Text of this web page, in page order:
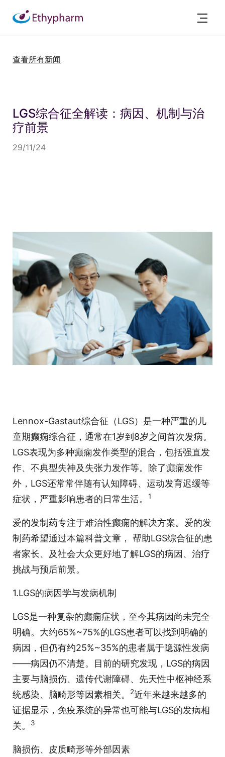
查看所有新闻
LGS综合征全解读：病因、机制与治
疗前景
29/11/24
Lennox-Gastaut综合征（LGS）是一种严重的儿
童期癫痫综合征，通常在1岁到8岁之间首次发病。
LGS表现为多种癫痫发作类型的混合，包括强直发
作、不典型失神及失张力发作等。除了癫痫发作
外，LGS还常常伴随有认知障碍、运动发育迟缓等
症状，严重影响患者的日常生活。
1
爱的发制药专注于难治性癫痫的解决方案。爱的发
制药希望通过本篇科普文章， 帮助LGS综合征的患
者家长、及社会大众更好地了解LGS的病因、治疗
挑战与预后前景。
1.LGS的病因学与发病机制
LGS是一种复杂的癫痫症状，至今其病因尚未完全
明确。大约65%~75%的LGS患者可以找到明确的
病因，但仍有约25%~35%的患者属于隐源性发病
——病因仍不清楚。目前的研究发现，LGS的病因
主要与脑损伤、遗传代谢障碍、先天性中枢神经系
统感染、脑畸形等因素相关。
2近年来越来越多的
证据显示，免疫系统的异常也可能与LGS的发病相
关。
3
脑损伤、皮质畸形等外部因素